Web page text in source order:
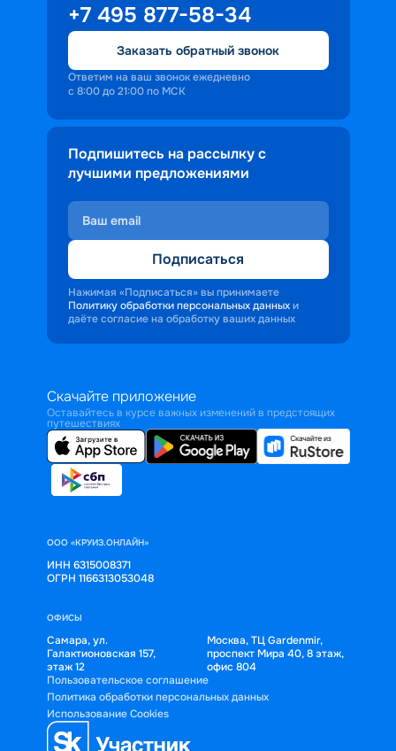
+7 495 877-58-34
Заказать обратный звонок
Ответим на ваш звонок ежедневно
с 8:00 до 21:00 по МСК
Подпишитесь на рассылку с
лучшими предложениями
Подписаться
Нажимая «Подписаться» вы принимаете
Политику обработки персональных данных и
даёте согласие на обработку ваших данных
Скачайте приложение
Оставайтесь в курсе важных изменений в предстоящих
путешествиях
ООО «КРУИЗ.ОНЛАЙН»
ИНН 6315008371
ОГРН 1166313053048
ОФИСЫ
Самара, ул.
Галактионовская 157,
этаж 12
Москва, ТЦ Gardenmir,
проспект Мира 40, 8 этаж,
офис 804
Пользовательское соглашение
Политика обработки персональных данных
Использование Cookies